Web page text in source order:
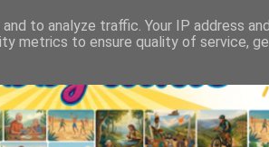
to analyze traffic. Your IP address
metrics to ensure quality of service,